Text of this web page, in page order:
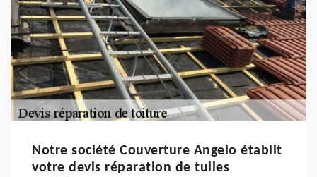
Notre société Couverture Angelo établit
votre devis réparation de tuiles